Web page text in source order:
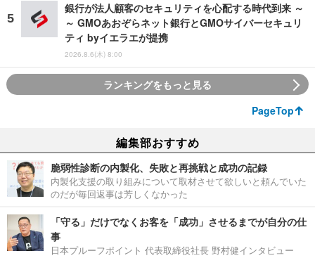
銀行が法人顧客のセキュリティを心配する時代到来 ～
～ GMOあおぞらネット銀行とGMOサイバーセキュリ
ティ byイエラエが提携
2026.8.6(木) 8:00
ランキングをもっと見る
PageTop
編集部おすすめ
脆弱性診断の内製化、失敗と再挑戦と成功の記録
内製化支援の取り組みについて取材させて欲しいと頼んでいた
のだが毎回返事は芳しくなかった
「守る」だけでなくお客を「成功」させるまでが自分の仕
事
日本プルーフポイント 代表取締役社長 野村健インタビュー